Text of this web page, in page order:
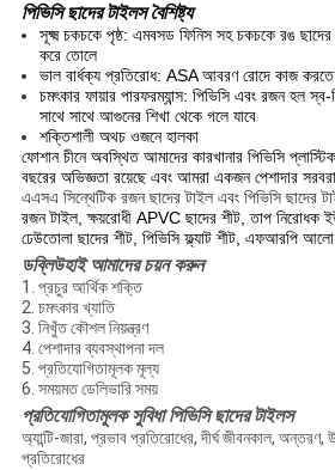
পিভিসি ছাদের টাইলস বৈশিষ্ট্য
সূক্ষ্ম চকচকে পৃষ্ঠ: এমবসড ফিনিস সহ চকচকে রঙ
করে তোলে
ভাল বার্ধক্য প্রতিরোধ: ASA আবরণ রোদে কাজ
চমৎকার ফায়ার পারফরম্যান্স: পিভিসি এবং রজন হল স্ব-
সাথে সাথে আগুনের শিখা থেকে গলে যাবে
শক্তিশালী অথচ ওজনে হালকা
ফোশান চীনে অবস্থিত আমাদের কারখানার পিভিসি
বছরের অভিজ্ঞতা রয়েছে এবং আমরা একজন পেশাদার
এএসএ সিন্থেটিক রজন ছাদের টাইল এবং পিভিসি ছাদের
রজন টাইল, ক্ষয়রোধী APVC ছাদের শীট, তাপ নিরোধক
ঢেউতোলা ছাদের শীট, পিভিসি ফ্ল্যাট শীট, এফআরপি আলো
ডব্লিউহাই আমাদের চয়ন করুন
1. প্রচুর আর্থিক শক্তি
2. চমৎকার খ্যাতি
3. নিখুঁত কৌশল নিয়ন্ত্রণ
4. পেশাদার ব্যবস্থাপনা দল
5. প্রতিযোগিতামূলক মূল্য
6. সময়মত ডেলিভারি সময়
প্রতিযোগিতামূলক সুবিধা পিভিসি ছাদের টাইলস
অ্যান্টি-জারা, প্রভাব প্রতিরোধের, দীর্ঘ জীবনকাল, অন্তরণ,
প্রতিরোধের